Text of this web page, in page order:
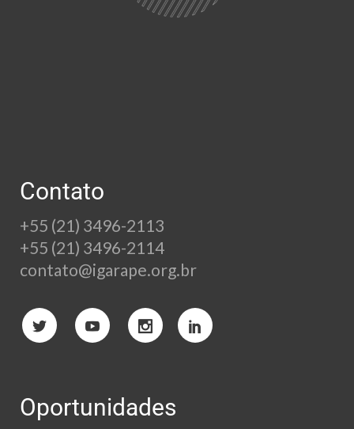
Contato
+55 (21) 3496-2113
+55 (21) 3496-2114
contato@igarape.org.br
Oportunidades